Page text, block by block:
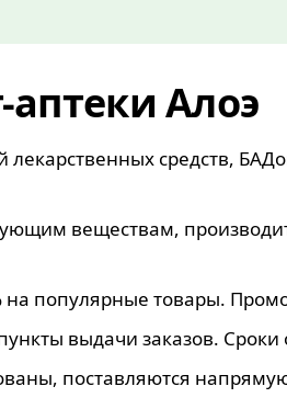
Алоэ
средств,
веществам,
популярные товары.
выдачи заказов.
поставляются